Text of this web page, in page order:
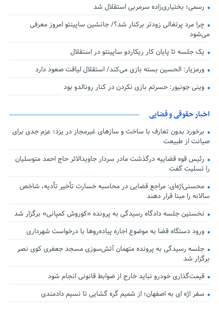
رسمی؛ بختیاری‌زاده سرمربی استقلال شد
چرا مرد پرتغالی زودتر برکنار شد؟/ جانشین ساپینتو امروز معرفی
می‌شود
یک جلسه تا پایان کار ریکاردو ساپینتو در استقلال
ورمزیار: الحسین بسته بازی می‌کند/ استقلال لیاقت صعود دارد
وینی جونیور: حسرتم بازی نکردن در کنار رونالدو بود
اخبار حقوقی و قضایی
برخورد بدون تعارف با ساخت‌ و سازهای غیرمجاز در یزد؛ عزم جدی برای
صیانت از طبیعت
رئیس قوه قضاییه درگذشت مادر سردار جاویدالاثر حاج احمد متوسلیان
را تسلیت گفت
محسنی‌اژه‌ای: مراجع قضایی در محاسبه خسارت تأخیر تأدیه، شاخص
سالانه را مبنا قرار دهند
نخستین جلسه دادگاه رسیدگی به پرونده «کوروش کمپانی» برگزار شد
ورود دستگاه قضا به موضوع اجاره پیاده‌روها با درخواست شهرداری
جلسه رسیدگی به پرونده متهمان آتش‌سوزی مسجد جعفری کوی نصر
برگزار شد
قیمت‌گذاری خودرو نباید خارج از ضوابط قانونی انجام شود
سفر اژه ای به اصفهان؛ از شمیم گره گشایی تا نسیم دادمندی